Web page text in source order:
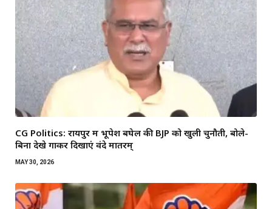
CG Politics: रायपुर में भूपेश बघेल की BJP को खुली चुनौती, बोले-
बिना देखे गाकर दिखाएं वंदे मातरम्
MAY 30, 2026